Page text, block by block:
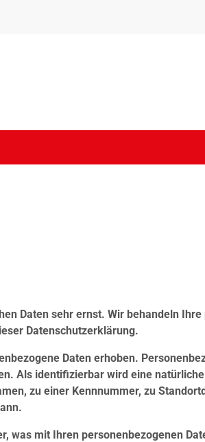
Daten sehr ernst. Wir behandeln
Datenschutzerklärung.
Daten erhoben.
Als identifizierbar wird eine
zu einer Kennnummer, zu
was mit Ihren personenbezogenen